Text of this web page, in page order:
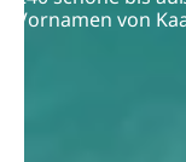
Vornamen von